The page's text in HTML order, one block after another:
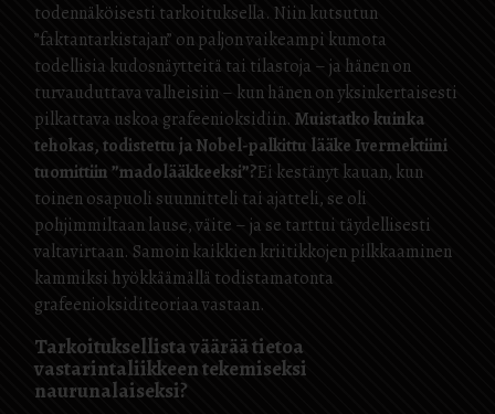
todennäköisesti tarkoituksella. Niin kutsutun
”faktantarkistajan” on paljon vaikeampi kumota
todellisia kudosnäytteitä tai tilastoja – ja hänen on
turvauduttava valheisiin – kun hänen on yksinkertaisesti
pilkattava uskoa grafeenioksidiin. Muistatko kuinka
tehokas, todistettu ja Nobel-palkittu lääke Ivermektiini
tuomittiin ”madolääkkeeksi”?Ei kestänyt kauan, kun
toinen osapuoli suunnitteli tai ajatteli, se oli
pohjimmiltaan lause, väite – ja se tarttui täydellisesti
valtavirtaan. Samoin kaikkien kriitikkojen pilkkaaminen
kammiksi hyökkäämällä todistamatonta
grafeenioksiditeoriaa vastaan.
Tarkoituksellista väärää tietoa
vastarintaliikkeen tekemiseksi
naurunalaiseksi?